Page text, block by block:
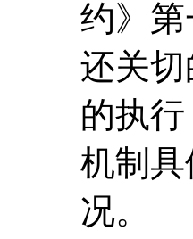
约》
还关
的执
机制
况。